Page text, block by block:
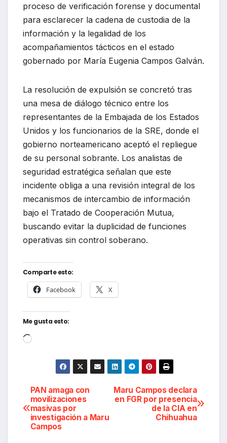
proceso de verificación forense y documental
para esclarecer la cadena de custodia de la
información y la legalidad de los
acompañamientos tácticos en el estado
gobernado por María Eugenia Campos Galván.
La resolución de expulsión se concretó tras
una mesa de diálogo técnico entre los
representantes de la Embajada de los Estados
Unidos y los funcionarios de la SRE, donde el
gobierno norteamericano aceptó el repliegue
de su personal sobrante. Los analistas de
seguridad estratégica señalan que este
incidente obliga a una revisión integral de los
mecanismos de intercambio de información
bajo el Tratado de Cooperación Mutua,
buscando evitar la duplicidad de funciones
operativas sin control soberano.
Comparte esto:
Facebook X
Me gusta esto:
Cargando...
Navegación
de
entradas
Maru Campos declara
en FGR por presencia
de la CIA en
Chihuahua
PAN amaga con
movilizaciones
masivas por
investigación a Maru
Campos